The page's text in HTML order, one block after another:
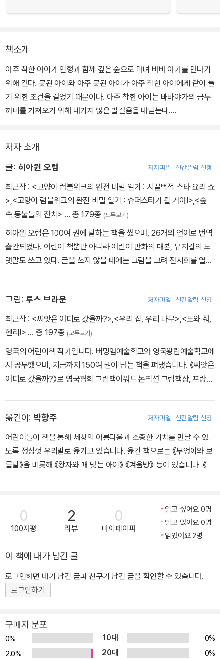
책소개
아주 착한 아이가 인형과 함께 깊은 숲으로 마녀 바바 야가를 만나기
위해 간다. 못된 아이와 아주 못된 아이가 아주 착한 아이에게 같이 놀
기 위한 조건을 걸었기 때문이다. 아주 착한 아이는 바바야가의 금두
꺼비를 가져오기 위해 내키지 않은 발걸음을 내딛는다.
결한다. 착하긴 하지만 모든 문제에 소극적이기 그지없었던 아이는
인형을 통해, 인생에는 착한 것보다는 슬기로움이 더욱 필요한 것임
보는 이야기가 독특하다.
저자 소개
글: 히아윈 오럼 저자파일 신간알림 신청
최근작 : <고양이 럼블위크의 완전 비밀 일기 : 시끌벅적 스타 요리 쇼
>,<고양이 럼블위크의 완전 비밀 일기 : 슈퍼스타가 될 거야!>,<숲
속 동물들의 잔치> … 총 179종 (모두보기)
히아윈 오럼은 100여 권에 달하는 책을 썼으며, 26개의 언어로 번역
출간되었다. 어린이 책뿐만 아니라 어린이 만화의 대본, 뮤지컬의 노
랫말도 쓰고 있다. 글을 쓰지 않을 때에는 그림을 그려 전시회를 열기
그림: 루스 브라운 저자파일 신간알림 신청
최근작 : <씨앗은 어디로 갔을까?>,<우리 집, 우리 나무>,<도와 줘,
헨리!> … 총 197종 (모두보기)
영국의 어린이책 작가입니다. 버밍엄예술학교와 영국왕립예술학교에
서 공부했으며, 지금까지 150여 권이 넘는 책을 펴냈습니다. 《씨앗은
어디로 갔을까?》로 영국협회 그림책어워드 논픽션 그림책상, 프랑스
받았습니다.
옮긴이: 박향주 저자파일 신간알림 신청
어린이들이 책을 통해 세상의 아름다움과 소중한 가치를 만날 수 있
도록 정성껏 우리말로 옮기고 있습니다. 옮긴 책으로는 《부엉이와 보
름달》을 비롯해 《왕자와 매 맞는 아이》 《겨울방》 등이 있습니다. 《녹
0
100자평
2
리뷰
0
마이페이퍼
읽고 싶어요 0명
읽고 있어요 0명
읽었어요 2명
이 책에 내가 남긴 글
로그인하면 내가 남긴 글과 친구가 남긴 글을 확인할 수 있습니다.
로그인하기
구매자 분포
0% 10대
0%
2.0%
20대
0%